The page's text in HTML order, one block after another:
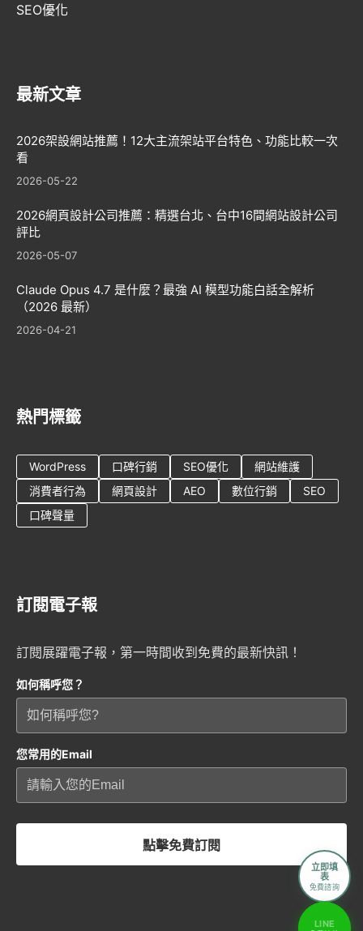
SEO優化
最新文章
2026架設網站推薦！12大主流架站平台特色、功能比較一次
看
2026-05-22
2026網頁設計公司推薦：精選台北、台中16間網站設計公司
評比
2026-05-07
Claude Opus 4.7 是什麼？最強 AI 模型功能白話全解析
（2026 最新）
2026-04-21
熱門標籤
WordPress 口碑行銷 SEO優化
網站維護
消費者行為
網頁設計 AEO 數位行銷
SEO
口碑聲量
訂閱電子報
訂閱展躍電子報，第一時間收到免費的最新快訊！
如何稱呼您？
您常用的Email
點擊免費訂閱
立即填
表
免費諮詢
LINE